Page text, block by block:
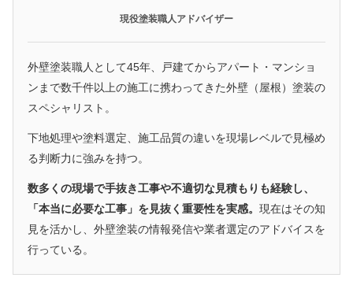
現役塗装職人アドバイザー
外壁塗装職人として45年、戸建てからアパート・マンショ
ンまで数千件以上の施工に携わってきた外壁（屋根）塗装の
スペシャリスト。
下地処理や塗料選定、施工品質の違いを現場レベルで見極め
る判断力に強みを持つ。
数多くの現場で手抜き工事や不適切な見積もりも経験し、
「本当に必要な工事」を見抜く重要性を実感。 現在はその知
見を活かし、外壁塗装の情報発信や業者選定のアドバイスを
行っている。